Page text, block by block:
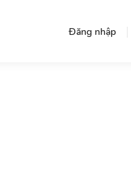
Đăng nhập